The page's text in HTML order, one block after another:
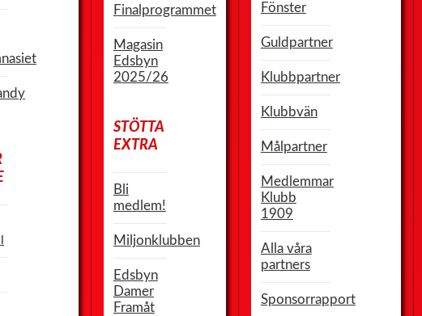
Finalprogrammet
Magasin
Edsbyn
2025/26
STÖTTA
EXTRA
Bli
medlem!
Miljonklubben
Edsbyn
Damer
Framåt
Fönster
Guldpartner
Klubbpartner
Klubbvän
Målpartner
Medlemmar
Klubb
1909
Alla våra
partners
Sponsorrapport